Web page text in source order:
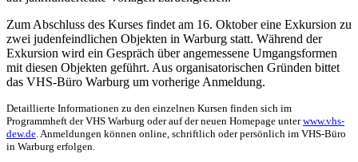
Zum Abschluss des Kurses findet am 16. Oktober eine Exkursion zu
zwei judenfeindlichen Objekten in Warburg statt. Während der
Exkursion wird ein Gespräch über angemessene Umgangsformen
mit diesen Objekten geführt. Aus organisatorischen Gründen bittet
das VHS-Büro Warburg um vorherige Anmeldung.
Detaillierte Informationen zu den einzelnen Kursen finden sich im
Programmheft der VHS Warburg oder auf der neuen Homepage unterwww.vhs-
dew.de . Anmeldungen können online, schriftlich oder persönlich im VHS-Büro
in Warburg erfolgen.